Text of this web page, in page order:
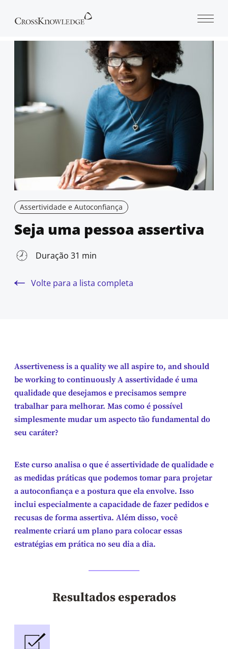
Assertividade e Autoconfiança
Seja uma pessoa assertiva
Duração 31 min
Volte para a lista completa
Assertiveness is a quality we all aspire to, and should
be working to continuously A assertividade é uma
qualidade que desejamos e precisamos sempre
trabalhar para melhorar. Mas como é possível
simplesmente mudar um aspecto tão fundamental do
seu caráter?
Este curso analisa o que é assertividade de qualidade e
as medidas práticas que podemos tomar para projetar
a autoconfiança e a postura que ela envolve. Isso
inclui especialmente a capacidade de fazer pedidos e
recusas de forma assertiva. Além disso, você
realmente criará um plano para colocar essas
estratégias em prática no seu dia a dia.
Resultados esperados